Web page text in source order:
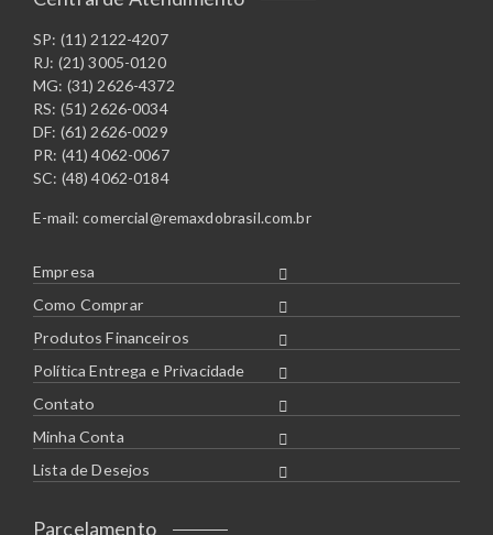
SP: (11) 2122-4207
RJ: (21) 3005-0120
MG: (31) 2626-4372
RS: (51) 2626-0034
DF: (61) 2626-0029
PR: (41) 4062-0067
SC: (48) 4062-0184
E-mail:comercial@remaxdobrasil.com.br
Empresa
Como Comprar
Produtos Financeiros
Política Entrega e Privacidade
Contato
Minha Conta
Lista de Desejos
Parcelamento